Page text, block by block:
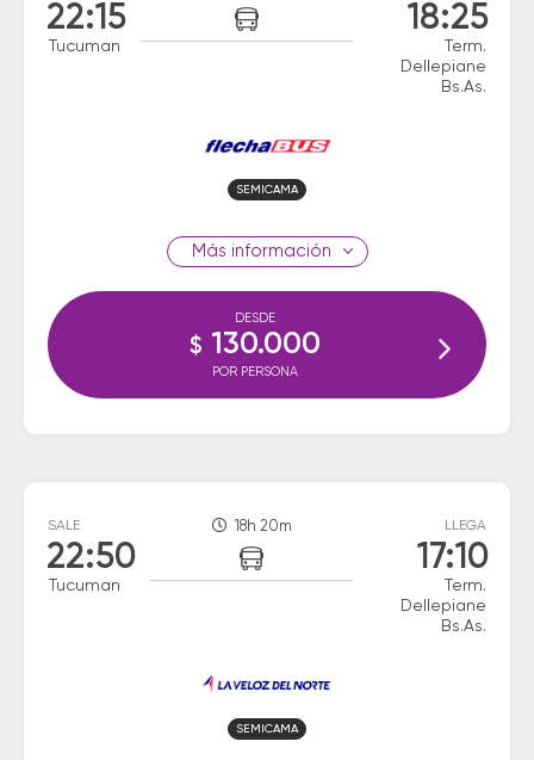
22:15
Tucuman
18:25
Term.
Dellepiane
Bs.As.
SEMICAMA
información
DESDE
$ 130.000
POR PERSONA
SALE
22:50
Tucuman
18h 20m LLEGA
17:10
Term.
Dellepiane
Bs.As.
SEMICAMA